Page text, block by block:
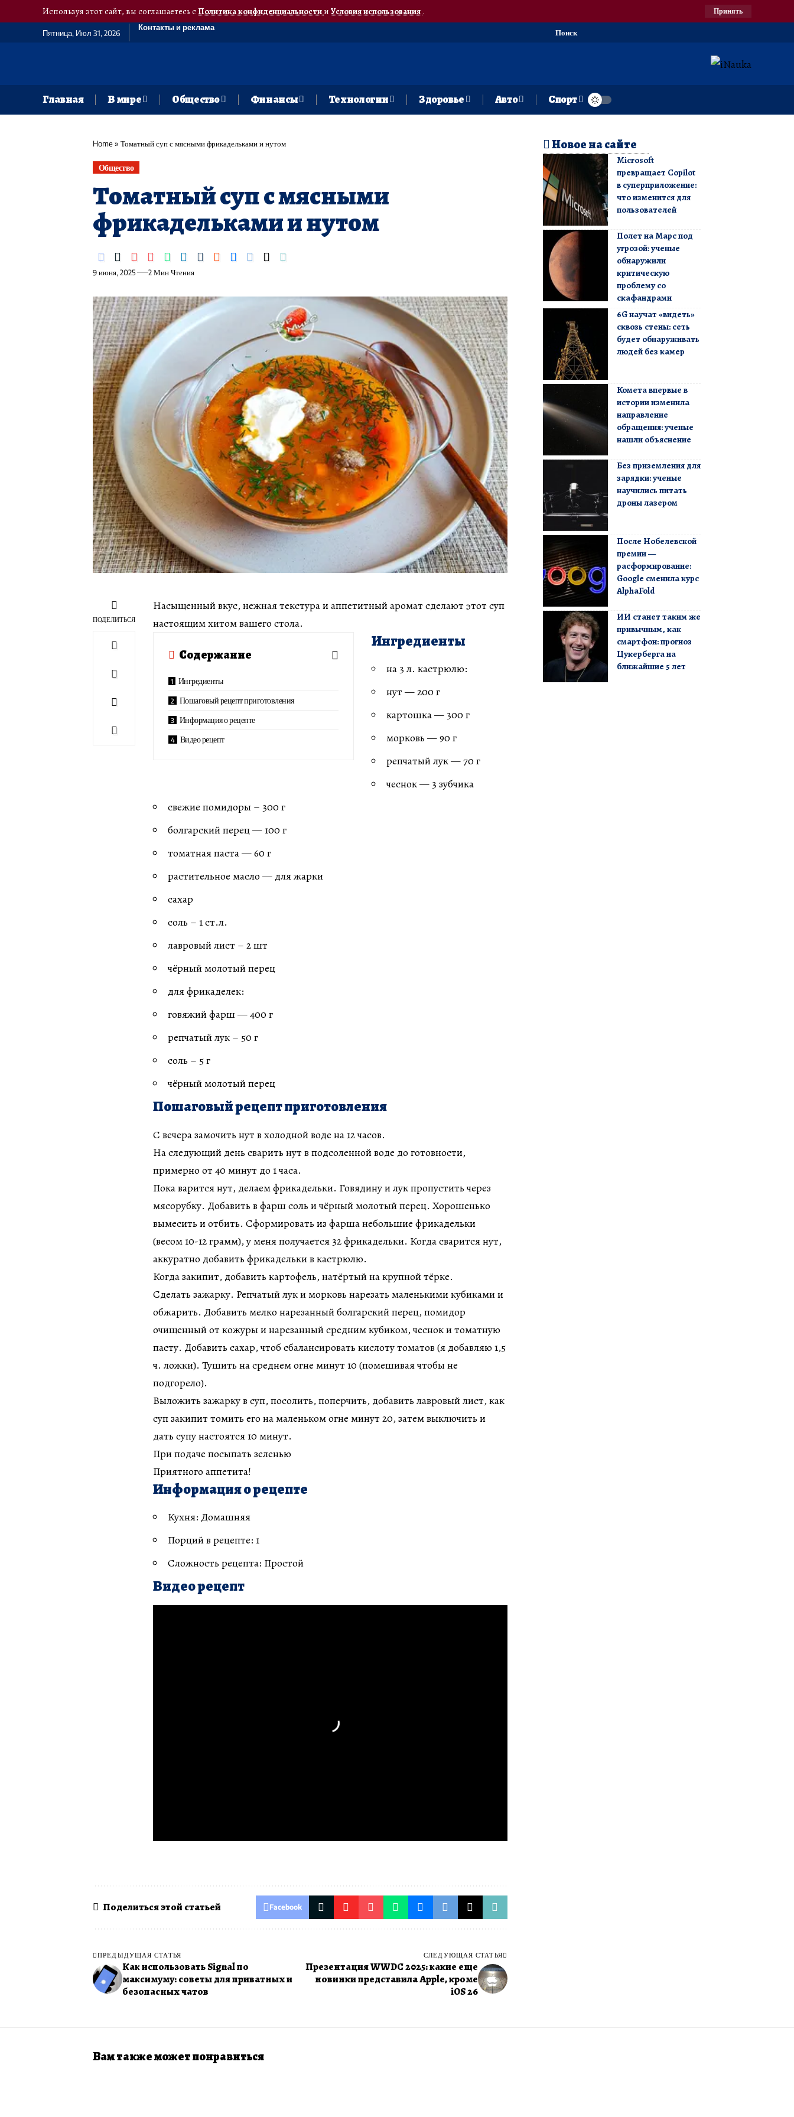
Используя этот сайт, вы соглашаетесь сПолитика конфиденциальностии Условия использования. Принять
Пятница, Июл 31, 2026
Контакты и реклама
Поиск
Главная В мире Общество Финансы Технологии Здоровье Авто Спорт
Home» Томатный суп с мясными фрикадельками и нутом
Общество
Томатный суп с мясными
фрикадельками и нутом
9 июня, 2025 2 Мин Чтения
ПОДЕЛИТЬСЯ
Насыщенный вкус, нежная текстура и аппетитный аромат сделают этот суп
настоящим хитом вашего стола.
Содержание
Ингредиенты
Пошаговый рецепт приготовления
Информация о рецепте
Видео рецепт
Ингредиенты
на 3 л. кастрюлю:
нут — 200 г
картошка — 300 г
морковь — 90 г
репчатый лук — 70 г
чеснок — 3 зубчика
свежие помидоры – 300 г
болгарский перец — 100 г
томатная паста — 60 г
растительное масло — для жарки
сахар
соль – 1 ст.л.
лавровый лист – 2 шт
чёрный молотый перец
для фрикаделек:
говяжий фарш — 400 г
репчатый лук – 50 г
соль – 5 г
чёрный молотый перец
Пошаговый рецепт приготовления
С вечера замочить нут в холодной воде на 12 часов.
На следующий день сварить нут в подсоленной воде до готовности,
примерно от 40 минут до 1 часа.
Пока варится нут, делаем фрикадельки. Говядину и лук пропустить через
мясорубку. Добавить в фарш соль и чёрный молотый перец. Хорошенько
вымесить и отбить. Сформировать из фарша небольшие фрикадельки
(весом 10-12 грамм), у меня получается 32 фрикадельки. Когда сварится нут,
аккуратно добавить фрикадельки в кастрюлю.
Когда закипит, добавить картофель, натёртый на крупной тёрке.
Сделать зажарку. Репчатый лук и морковь нарезать маленькими кубиками и
обжарить. Добавить мелко нарезанный болгарский перец, помидор
очищенный от кожуры и нарезанный средним кубиком, чеснок и томатную
пасту. Добавить сахар, чтоб сбалансировать кислоту томатов (я добавляю 1,5
ч. ложки). Тушить на среднем огне минут 10 (помешивая чтобы не
подгорело).
Выложить зажарку в суп, посолить, поперчить, добавить лавровый лист, как
суп закипит томить его на маленьком огне минут 20, затем выключить и
дать супу настоятся 10 минут.
При подаче посыпать зеленью
Приятного аппетита!
Информация о рецепте
Кухня: Домашняя
Порций в рецепте: 1
Сложность рецепта: Простой
Видео рецепт
Поделиться этой статьей Facebook
ПРЕДЫДУЩАЯ СТАТЬЯ
Как использовать Signal по
максимуму: советы для приватных и
безопасных чатов
СЛЕДУЮЩАЯ СТАТЬЯ
Презентация WWDC 2025: какие еще
новинки представила Apple, кроме
iOS 26
Новое на сайте
Microsoft
превращает Copilot
в суперприложение:
что изменится для
пользователей
Полет на Марс под
угрозой: ученые
обнаружили
критическую
проблему со
скафандрами
6G научат «видеть»
сквозь стены: сеть
будет обнаруживать
людей без камер
Комета впервые в
истории изменила
направление
обращения: ученые
нашли объяснение
Без приземления для
зарядки: ученые
научились питать
дроны лазером
После Нобелевской
премии —
расформирование:
Google сменила курс
AlphaFold
ИИ станет таким же
привычным, как
смартфон: прогноз
Цукерберга на
ближайшие 5 лет
Вам также может понравиться